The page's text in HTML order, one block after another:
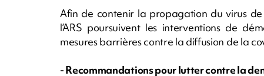
Afin de contenir la propagation du virus
l’ARS poursuivent les interventions de
mesures barrières contre la diffusion de la
- Recommandations pour lutter contre la